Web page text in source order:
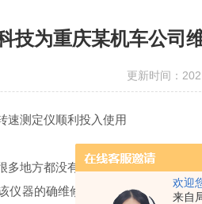
欢迎
来自
技为重庆某机车公司
更新时间：
测定仪顺利投入使用
方都没有维修好，该转速测定仪
仪器的确维修过多次无果，没有报